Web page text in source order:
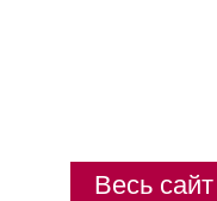
Весь сайт